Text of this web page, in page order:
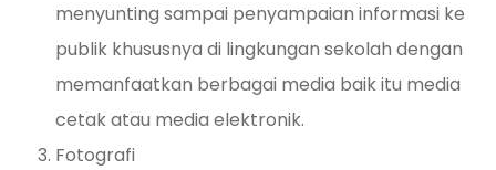
menyunting sampai penyampaian informasi ke
publik khususnya di lingkungan sekolah dengan
memanfaatkan berbagai media baik itu media
cetak atau media elektronik.
Fotografi